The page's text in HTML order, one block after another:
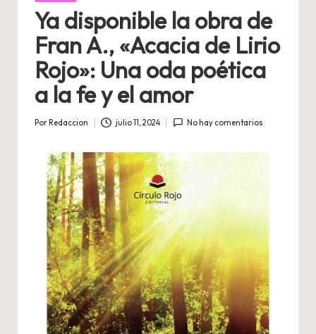
Ya disponible la obra de
Fran A., «Acacia de Lirio
Rojo»: Una oda poética
a la fe y el amor
Por Redaccion julio 11, 2024 No hay comentarios